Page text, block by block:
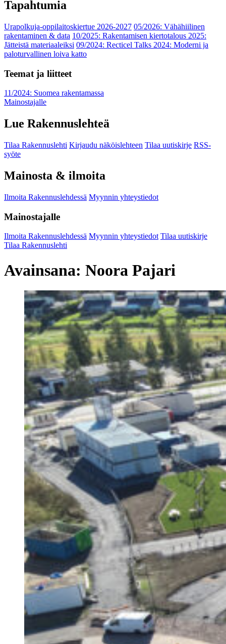
Tapahtumia
Urapolkuja-oppilaitoskiertue 2026-2027 05/2026: Vähähiilinen
rakentaminen & data 10/2025: Rakentamisen kiertotalous 2025:
Jätteistä materiaaleiksi 09/2024: Recticel Talks 2024: Moderni ja
paloturvallinen loiva katto
Teemat ja liitteet
11/2024: Suomea rakentamassa
Mainostajalle
Lue Rakennuslehteä
Tilaa Rakennuslehti Kirjaudu näköislehteen Tilaa uutiskirje RSS-
syöte
Mainosta & ilmoita
Ilmoita Rakennuslehdessä Myynnin yhteystiedot
Mainostajalle
Ilmoita Rakennuslehdessä Myynnin yhteystiedot Tilaa uutiskirje
Tilaa Rakennuslehti
Avainsana: Noora Pajari